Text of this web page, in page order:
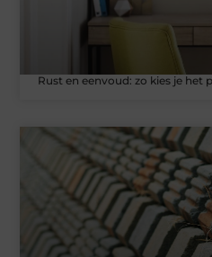
Rust en eenvoud: zo kies je het